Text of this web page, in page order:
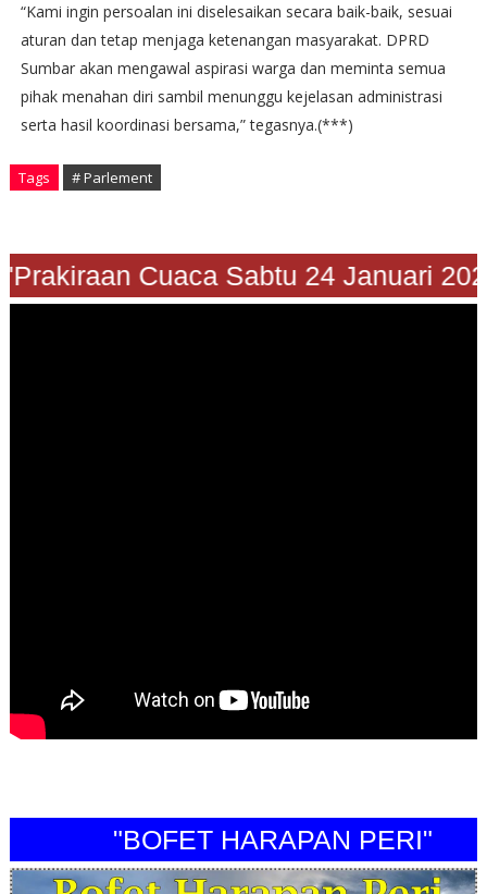
“Kami ingin persoalan ini diselesaikan secara baik-baik, sesuai
aturan dan tetap menjaga ketenangan masyarakat. DPRD
Sumbar akan mengawal aspirasi warga dan meminta semua
pihak menahan diri sambil menunggu kejelasan administrasi
serta hasil koordinasi bersama,” tegasnya.(***)
Tags # Parlement
"Prakiraan Cuaca Sabtu 24 Januari
"BOFET HARAPAN PERI"